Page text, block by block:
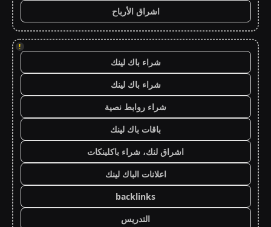
اشراق الأرباح
!
شراء باك لينك
شراء باك لينك
شراء روابط نصية
باقات باك لينك
اشراق لنك، شراء باكلينكات
اعلانات الباك لينك
backlinks
التدريس